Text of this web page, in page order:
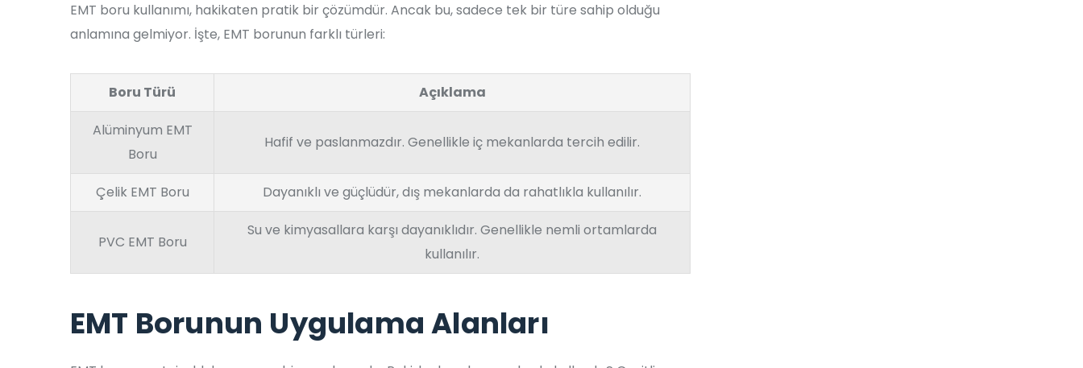
EMT boru kullanımı, hakikaten pratik bir çözümdür. Ancak bu, sadece tek bir türe sahip olduğu
anlamına gelmiyor. İşte, EMT borunun farklı türleri:
Boru Türü Açıklama
Alüminyum EMT
Boru
Hafif ve paslanmazdır. Genellikle iç mekanlarda tercih edilir.
Çelik EMT Boru Dayanıklı ve güçlüdür, dış mekanlarda da rahatlıkla kullanılır.
PVC EMT Boru
Su ve kimyasallara karşı dayanıklıdır. Genellikle nemli ortamlarda
kullanılır.
EMT Borunun Uygulama Alanları